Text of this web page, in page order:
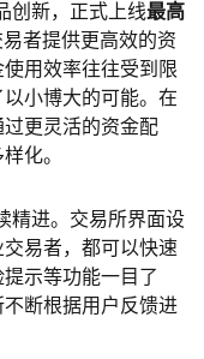
创新，正式上线最高
者提供更高效的资
用效率往往受到限
小博大的可能。在
更灵活的资金配
化。
精进。交易所界面设
易者，都可以快速
示等功能一目了
断根据用户反馈进